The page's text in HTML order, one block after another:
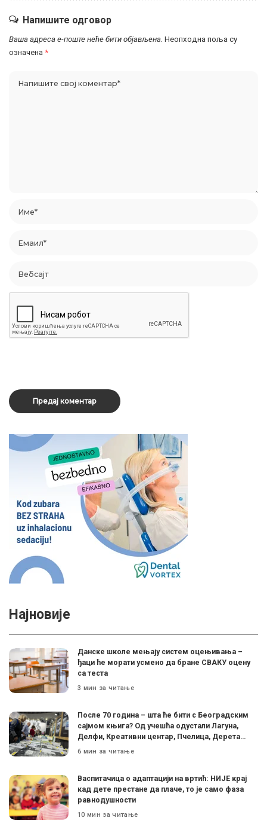
Напишите одговор
Ваша адреса е-поште неће бити објављена. Неопходна поља су
означена *
Најновије
Данске школе мењају систем оцењивања –
ђаци ће морати усмено да бране СВАКУ оцену
са теста
3 мин за читање
После 70 година – шта ће бити с Београдским
сајмом књига? Од учешћа одустали Лагуна,
Делфи, Креативни центар, Пчелица, Дерета…
6 мин за читање
Васпитачица о адаптацији на вртић: НИЈЕ крај
кад дете престане да плаче, то је само фаза
равнодушности
10 мин за читање